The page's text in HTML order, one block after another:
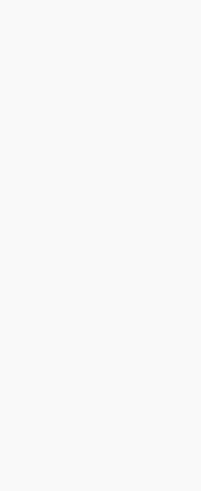
，可能会看到很多不同的评测和推
可以帮助你快速找到性价比最高、
有一个“统一消息中心”，你还可以
发布的最新信息，以及相关的促销
缺点，做出更理性的决定。
概念还有一个更重要的意义：提升
还是“排名”，它们的设计初衷都是